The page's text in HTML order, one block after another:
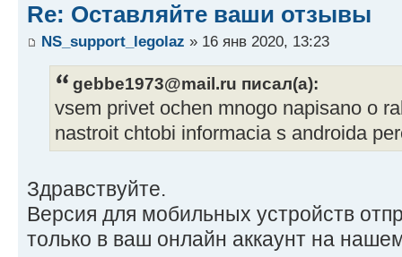
Re: Оставляйте ваши отзывы
NS_support_legolaz » 16 янв 2020, 13:23
gebbe1973@mail.ru писал(а):
vsem privet ochen mnogo napisano o
nastroit chtobi informacia s androida
Здравствуйте.
Версия для мобильных устройств
только в ваш онлайн аккаунт на